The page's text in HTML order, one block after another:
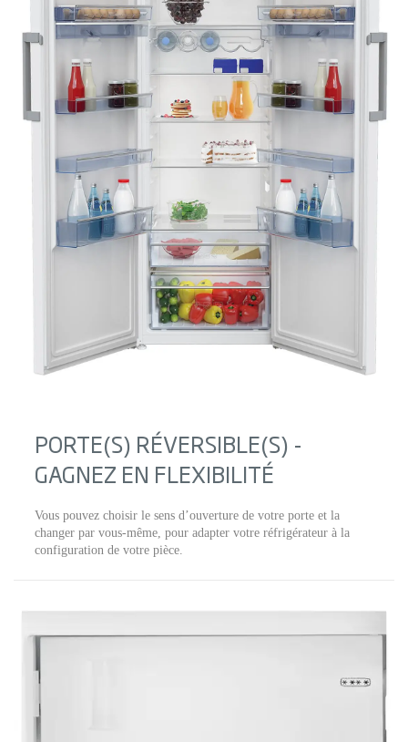
PORTE(S) RÉVERSIBLE(S) -
GAGNEZ EN FLEXIBILITÉ
Vous pouvez choisir le sens d’ouverture de votre porte et la
changer par vous-même, pour adapter votre réfrigérateur à la
configuration de votre pièce.